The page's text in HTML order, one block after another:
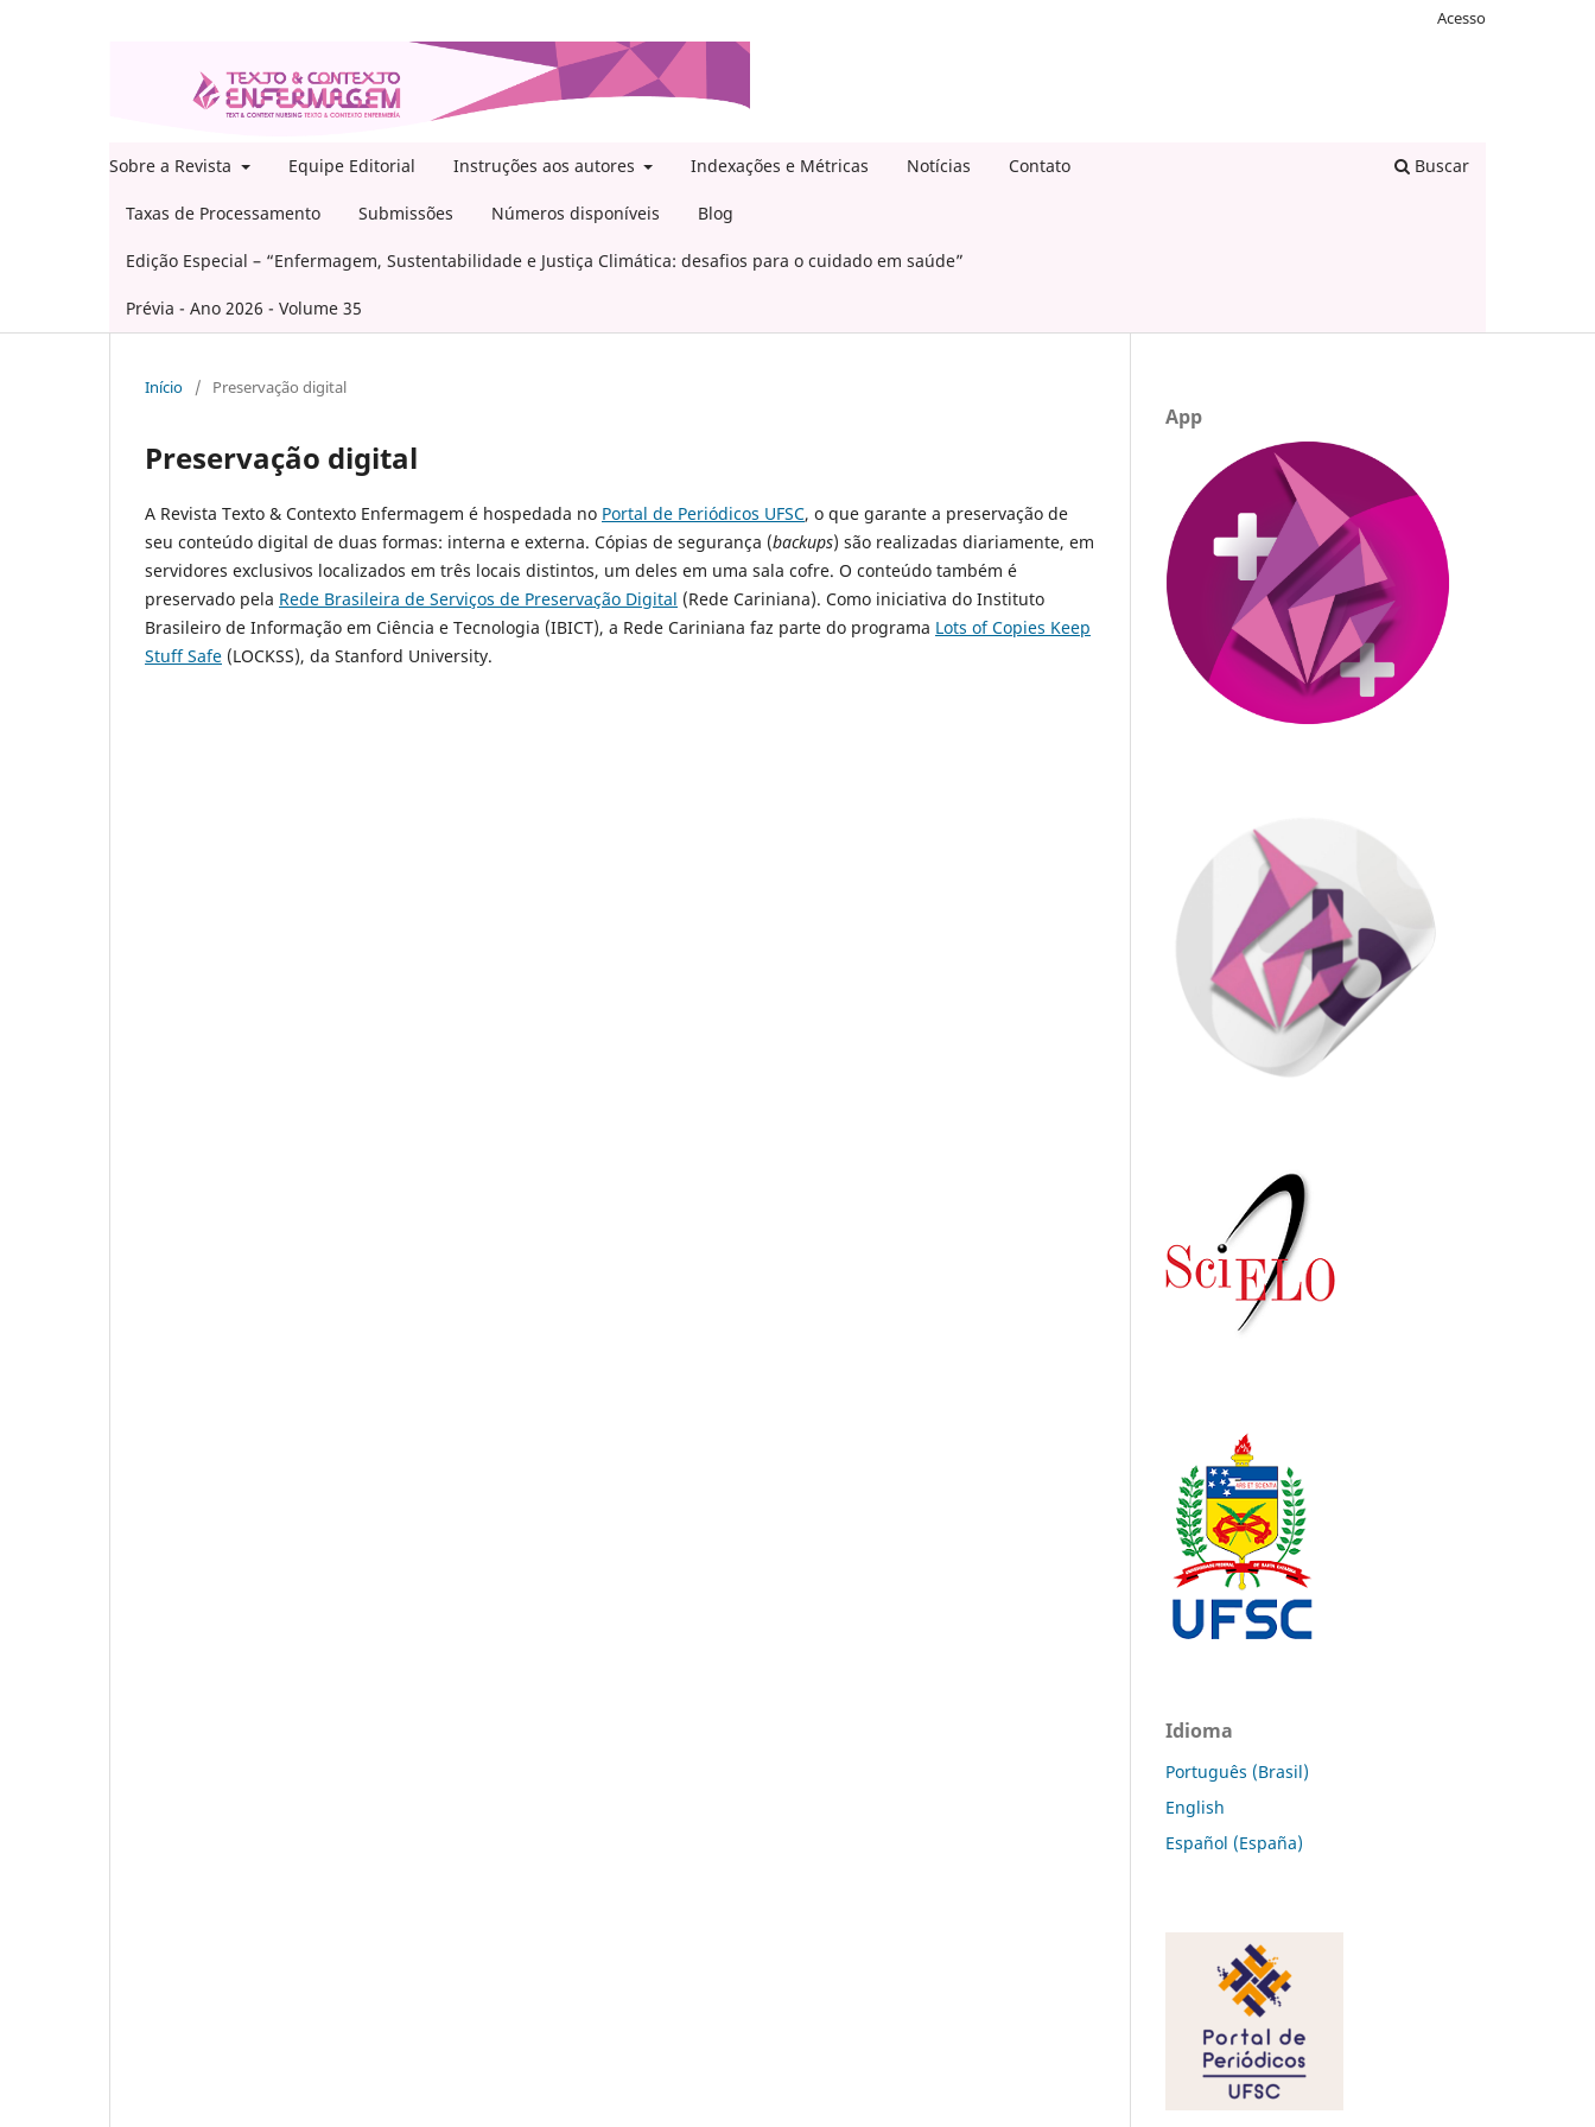
Sobre a Revista Equipe Editorial Instruções aos autores Indexações e Métricas Notícias Contato
Taxas de Processamento Submissões Números disponíveis Blog
Edição Especial – “Enfermagem, Sustentabilidade e Justiça Climática: desafios para o cuidado em saúde”
Prévia - Ano 2026 - Volume 35
Buscar
Acesso
Início / Preservação digital
Preservação digital
A Revista Texto & Contexto Enfermagem é hospedada no Portal de Periódicos UFSC, o que garante a preservação de
seu conteúdo digital de duas formas: interna e externa. Cópias de segurança (backups) são realizadas diariamente, em
servidores exclusivos localizados em três locais distintos, um deles em uma sala cofre. O conteúdo também é
preservado pela Rede Brasileira de Serviços de Preservação Digital (Rede Cariniana). Como iniciativa do Instituto
Brasileiro de Informação em Ciência e Tecnologia (IBICT), a Rede Cariniana faz parte do programa Lots of Copies Keep
Stuff Safe (LOCKSS), da Stanford University.
App
Idioma
Português (Brasil)
English
Español (España)